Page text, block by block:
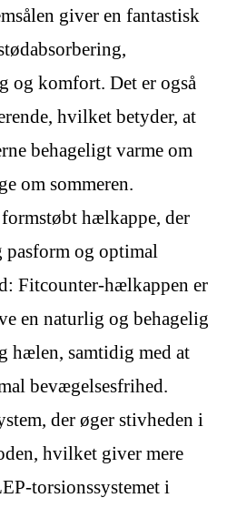
giver en fantastisk
og komfort. Det er også
hvilket betyder, at
behageligt varme om
om sommeren.
hælkappe, der
og optimal
Fitcounter-hælkappen er
en naturlig og behagelig
hælen, samtidig med at
bevægelsesfrihed.
der øger stivheden i
hvilket giver mere
torsionssystemet i